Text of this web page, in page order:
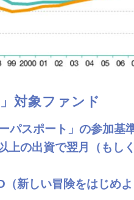
対象ファンド
パスポート」の参加基
上の出資で翌月（もし
新しい冒険をはじめよ